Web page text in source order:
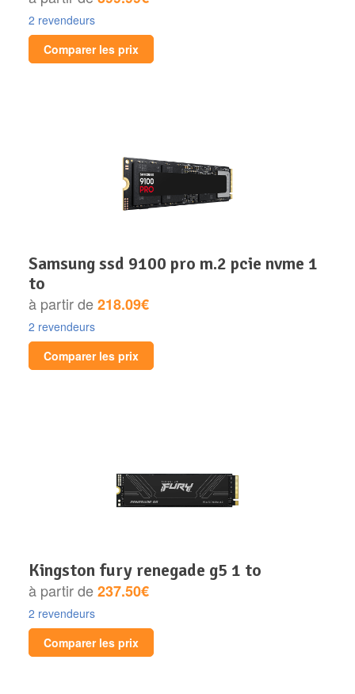
2 revendeurs
Comparer les prix
samsung ssd 9100 pro m.2 pcie nvme 1
to
à partir de218.09€
2 revendeurs
Comparer les prix
kingston fury renegade g5 1 to
à partir de237.50€
2 revendeurs
Comparer les prix